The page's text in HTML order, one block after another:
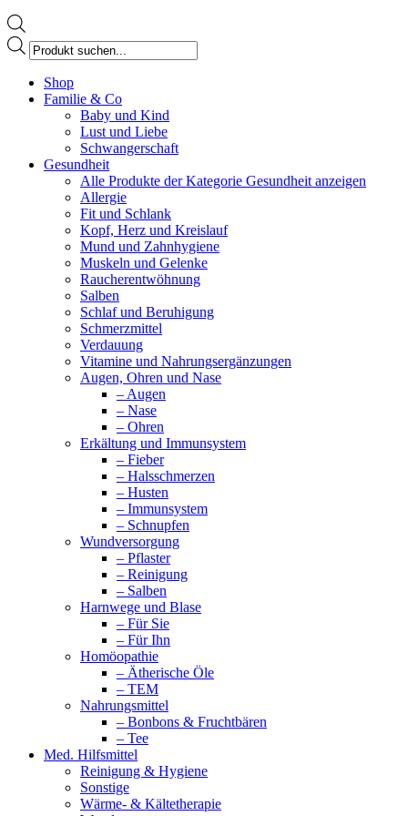
Products
search
page
opens
Shop
Familie & Co
Baby und Kind
Lust und Liebe
Schwangerschaft
Gesundheit
Alle Produkte der Kategorie Gesundheit anzeigen
Allergie
Fit und Schlank
Kopf, Herz und Kreislauf
Mund und Zahnhygiene
Muskeln und Gelenke
Raucherentwöhnung
Salben
Schlaf und Beruhigung
Schmerzmittel
Verdauung
Vitamine und Nahrungsergänzungen
Augen, Ohren und Nase
– Augen
– Nase
– Ohren
Erkältung und Immunsystem
– Fieber
– Halsschmerzen
– Husten
– Immunsystem
– Schnupfen
Wundversorgung
– Pflaster
– Reinigung
– Salben
Harnwege und Blase
– Für Sie
– Für Ihn
Homöopathie
– Ätherische Öle
– TEM
Nahrungsmittel
– Bonbons & Fruchtbären
– Tee
Med. Hilfsmittel
Reinigung & Hygiene
Sonstige
Wärme- & Kältetherapie